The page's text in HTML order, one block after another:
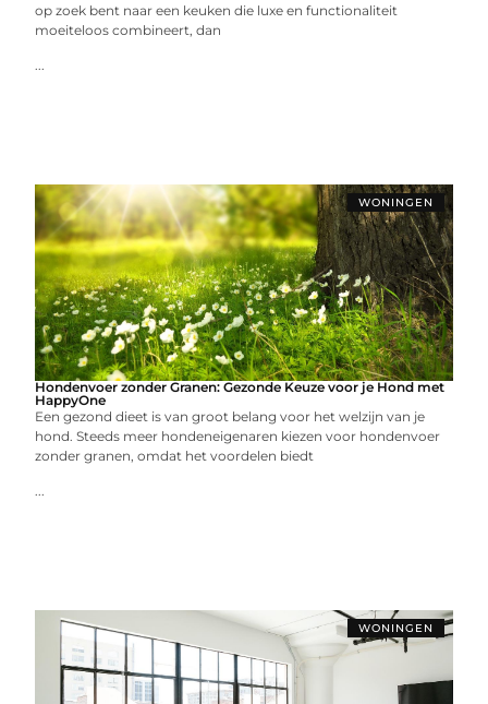
op zoek bent naar een keuken die luxe en functionaliteit
moeiteloos combineert, dan
...
WONINGEN
Hondenvoer zonder Granen: Gezonde Keuze voor je Hond met
HappyOne
Een gezond dieet is van groot belang voor het welzijn van je
hond. Steeds meer hondeneigenaren kiezen voor hondenvoer
zonder granen, omdat het voordelen biedt
...
WONINGEN